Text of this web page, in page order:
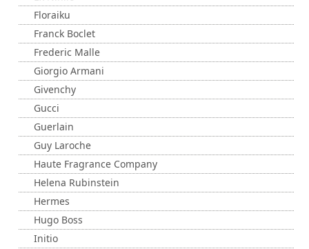
Floraiku
Franck Boclet
Frederic Malle
Giorgio Armani
Givenchy
Gucci
Guerlain
Guy Laroche
Haute Fragrance Company
Helena Rubinstein
Hermes
Hugo Boss
Initio